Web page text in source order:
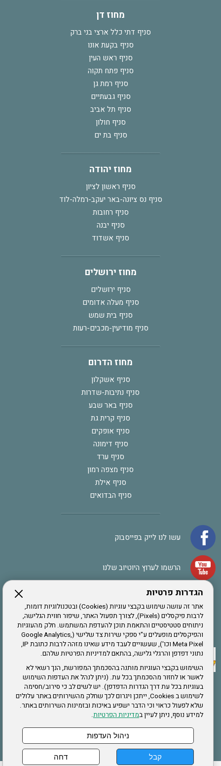
הגדרות פרטיות
אתר זה עושה שימוש בקבצי עוגיות (Cookies) ובטכנולוגיות דומות,
לרבות פיקסלים (Pixels), לצורך תפעול האתר, שיפור חווית הגלישה,
ניתוחים סטטיסטיים והתאמת תוכן להעדפת המשתמש. חלק מהעוגיות
והפיקסלים מופעלים ע"י ספקי שירות צד שלישי (Google Analytics,
Meta Pixel וכו'), שעשויים לעבד מידע שאינו מזהה לרבות כתובת IP,
נתוני דפדפן והרגלי גלישה, בהתאם למדיניות הפרטיות שלהם.
השימוש בקבצי העוגיות מותנה בהסכמתך המפורשת, הנך רשאי לא
לאשר או לחזור מהסכמתך בכל עת. (ניתן לנהל את העדפות השימוש
בעוגיות בכל עת דרך הגדרות הדפדפן). יש לשים לב כי סירוב/חסימה
לשימוש ב Cookies, ייתכן ויגרום לכך שחלק מהשירותים באתר עלולים
שלא לפעול כראוי וכי הדבר ישפיע באיכות ובזמינות השירותים באתר.
למידע נוסף, ניתן לעיין במדיניות הפרטיות.
קבל דחה
ניהול העדפות
מחוז דן
סניף דתי כלל ארצי בני ברק
סניף בקעת אונו
סניף ראש העין
סניף פתח תקוה
סניף רמת גן
סניף גבעתיים
סניף תל אביב
סניף חולון
סניף בת ים
מחוז יהודה
סניף ראשון לציון
סניף נס ציונה-באר יעקב-רמלה-לוד
סניף רחובות
סניף יבנה
סניף אשדוד
מחוז ירושלים
סניף ירושלים
סניף מעלה אדומים
סניף בית שמש
סניף מודיעין-מכבים-רעות
מחוז הדרום
סניף אשקלון
סניף נתיבות-שדרות
סניף באר שבע
סניף קרית גת
סניף אופקים
סניף דימונה
סניף ערד
סניף מצפה רמון
סניף אילת
סניף הבדואים
עשו לנו לייק בפייסבוק
הרשמו לערוץ היוטיוב שלנו
אתר צה"ל
תקנון האתר
שירותים
תעסוקה
בריאות